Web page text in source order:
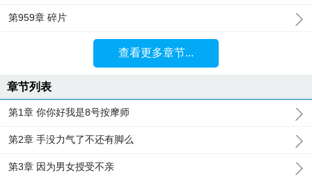
第959章 碎片
查看更多章节...
章节列表
第1章 你你好我是8号按摩师
第2章 手没力气了不还有脚么
第3章 因为男女授受不亲